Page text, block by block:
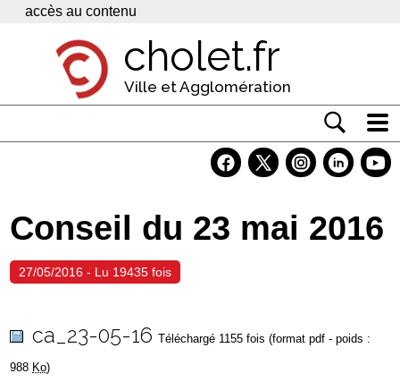
Panneau de gestion des cookies
accès au contenu
cholet.fr
Ville et Agglomération
Economie
Services
Conseil du 23 mai 2016
27/05/2016 - Lu 19435 fois
ca_23-05-16 Téléchargé 1155 fois (format pdf - poids :
988 Ko)